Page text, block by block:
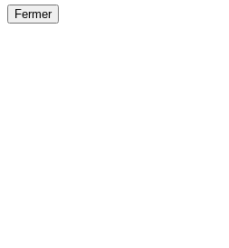
Fermer